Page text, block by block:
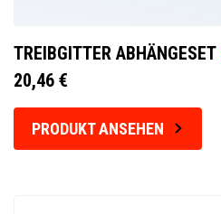
TREIBGITTER ABHÄNGESET
20,46 €
PRODUKT ANSEHEN